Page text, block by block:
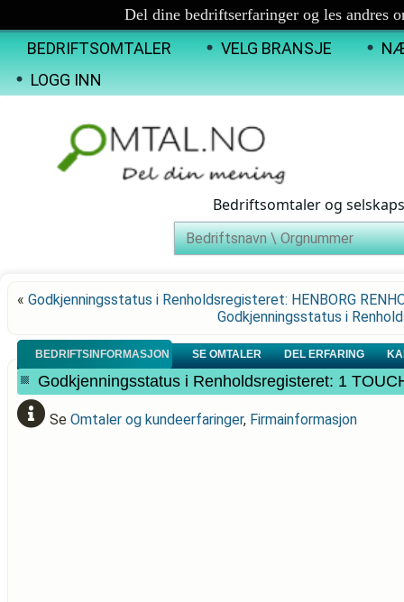
Del dine bedriftserfaringer og les andres
BEDRIFTSOMTALER VELG BRANSJE
LOGG INN
Bedriftsomtaler og
« Godkjenningsstatus i Renholdsregisteret: HENBORG
Godkjenningsstatus i
BEDRIFTSINFORMASJON SE OMTALER DEL ERFARING
Godkjenningsstatus i Renholdsregisteret: 1
Se Omtaler og kundeerfaringer, Firmainformasjon